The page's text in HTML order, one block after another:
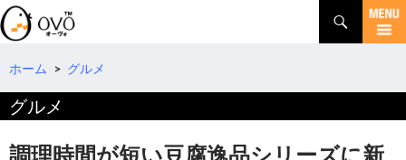
検
索
コ
テ
ツ
へ
移
ホーム > グルメ
グルメ
調理時間が短い豆腐逸品シリーズに新